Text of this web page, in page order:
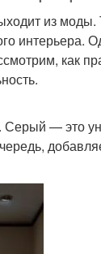
из моды.
интерьера.
как
Серый — это